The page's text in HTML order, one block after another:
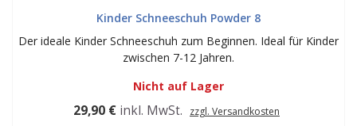
Kinder Schneeschuh Powder 8
Der ideale Kinder Schneeschuh zum Beginnen. Ideal für Kinder
zwischen 7-12 Jahren.
Nicht auf Lager
29,90 € inkl. MwSt. zzgl. Versandkosten